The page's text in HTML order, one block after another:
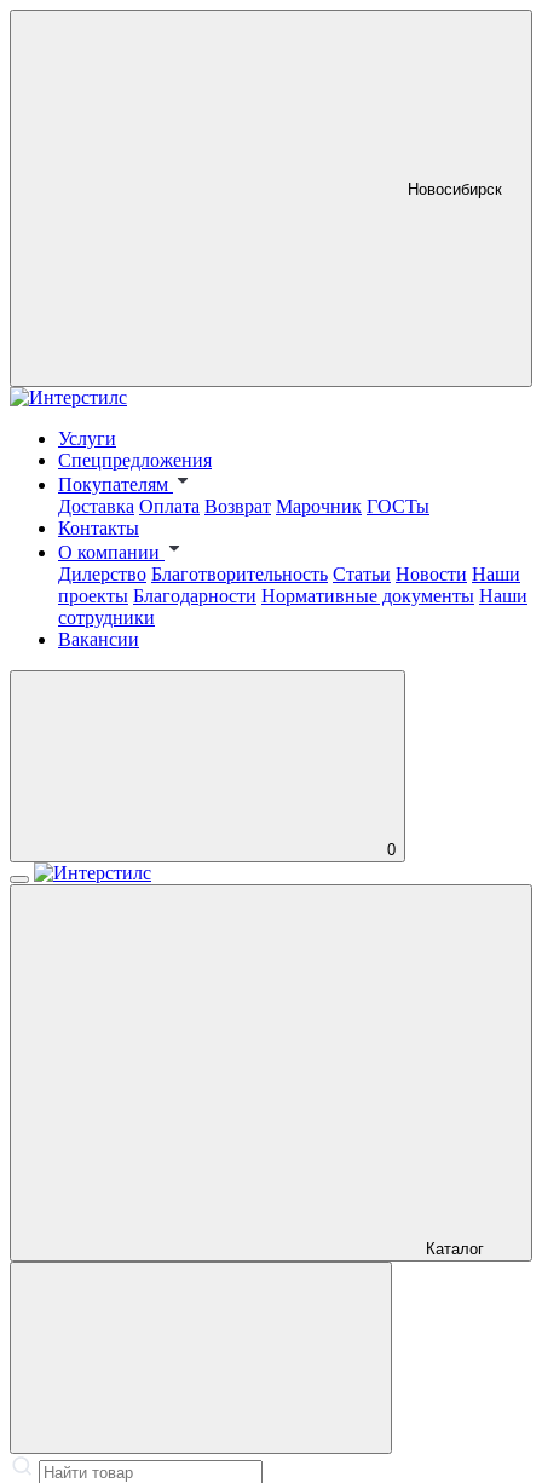
Новосибирск
Услуги
Спецпредложения
Покупателям
Доставка Оплата Возврат Марочник ГОСТы
Контакты
О компании
Дилерство Благотворительность Статьи Новости Наши
проекты Благодарности Нормативные документы Наши
сотрудники
Вакансии
0
Каталог